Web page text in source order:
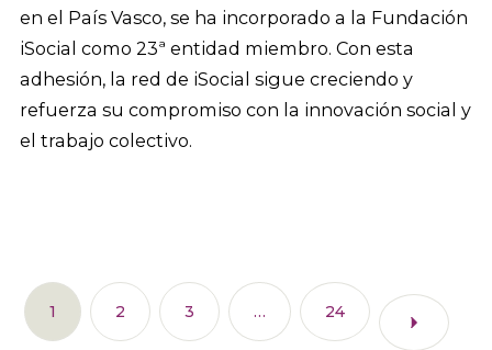
en el País Vasco, se ha incorporado a la Fundación
iSocial como 23ª entidad miembro. Con esta
adhesión, la red de iSocial sigue creciendo y
refuerza su compromiso con la innovación social y
el trabajo colectivo.
1 2 3 … 24